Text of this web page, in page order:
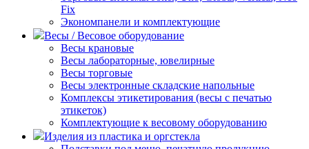
Fix
Экономпанели и комплектующие
Весы / Весовое оборудование
Весы крановые
Весы лабораторные, ювелирные
Весы торговые
Весы электронные складские напольные
Комплексы этикетирования (весы с печатью
этикеток)
Комплектующие к весовому оборудованию
Изделия из пластика и оргстекла